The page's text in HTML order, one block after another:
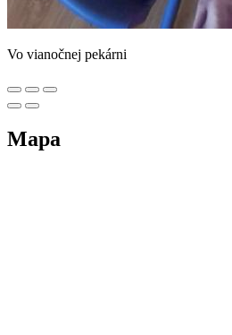
Vo vianočnej pekárni
Mapa